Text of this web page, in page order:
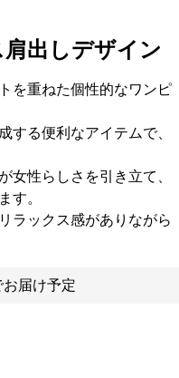
出しデザイン
を重ねた個性的なワンピ
する便利なアイテムで、
女性らしさを引き立て、
す。
ラックス感がありながら
届け予定